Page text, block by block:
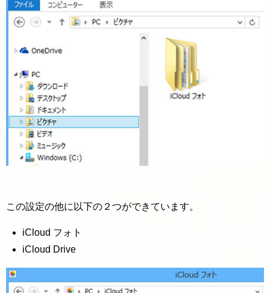
この設定の他に以下の２つができています。
iCloud フォト
iCloud Drive